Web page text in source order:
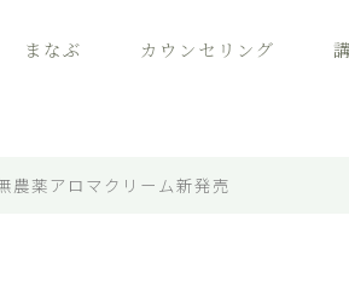
まなぶ カウンセリング
農薬アロマクリーム新発売